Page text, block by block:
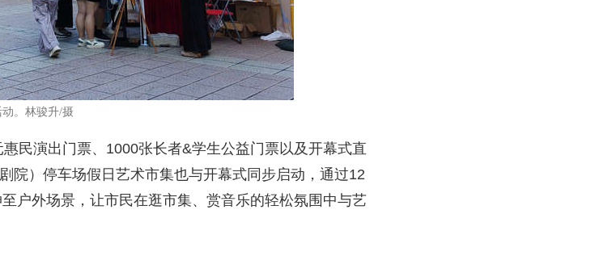
。林骏升/摄
民演出门票、1000张长者&学生公益门票以及开幕式直
院）停车场假日艺术市集也与开幕式同步启动，通过12
户外场景，让市民在逛市集、赏音乐的轻松氛围中与艺